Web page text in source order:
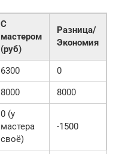
С
мастером
(руб)
Разница/
Экономия
6300
0
8000 8000
0 (у
мастера
своё)
-1500